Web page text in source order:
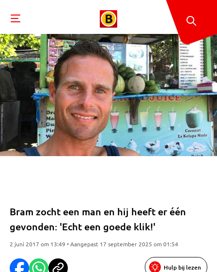
Bram zocht een man en hij heeft er één
gevonden: 'Echt een goede klik!'
2 juni 2017 om 13:49 • Aangepast 17 september 2025 om 01:54
Hulp bij lezen